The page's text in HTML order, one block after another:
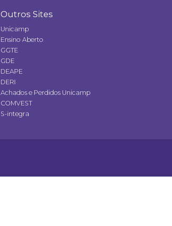
Outros Sites
Unicamp
Ensino Aberto
GGTE
GDE
DEAPE
DERI
Achados e Perdidos Unicamp
COMVEST
S-integra